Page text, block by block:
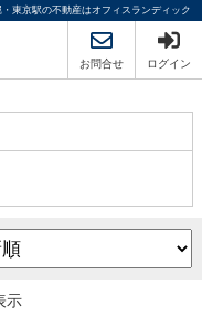
東京駅の不動産はオフィスランディック
お問合せ ログイン
示